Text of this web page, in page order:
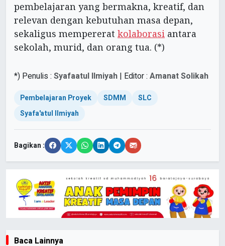
pembelajaran yang bermakna, kreatif, dan
relevan dengan kebutuhan masa depan,
sekaligus mempererat kolaborasi antara
sekolah, murid, dan orang tua. (*)
*) Penulis : Syafaatul Ilmiyah | Editor : Amanat Solikah
Pembelajaran Proyek SDMM
SLC
Syafa'atul Ilmiyah
Bagikan :
Baca Lainnya